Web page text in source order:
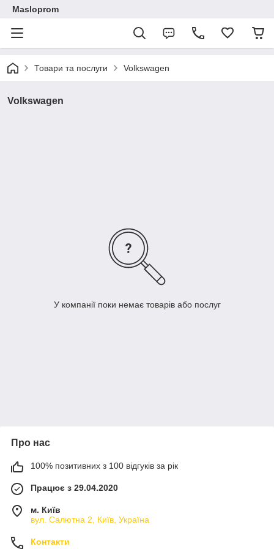
Masloprom
Товари та послуги Volkswagen
Volkswagen
У компанії поки немає товарів або послуг
Про нас
100% позитивних з 100 відгуків за рік
Працює з 29.04.2020
м. Київ
вул. Салютна 2, Київ, Україна
Контакти